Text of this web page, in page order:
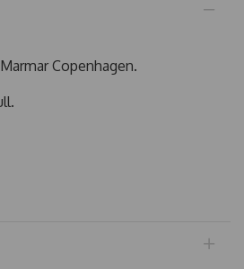
Copenhagen.